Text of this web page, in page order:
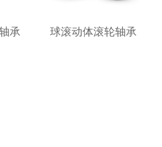
承 球滚动体滚轮轴承